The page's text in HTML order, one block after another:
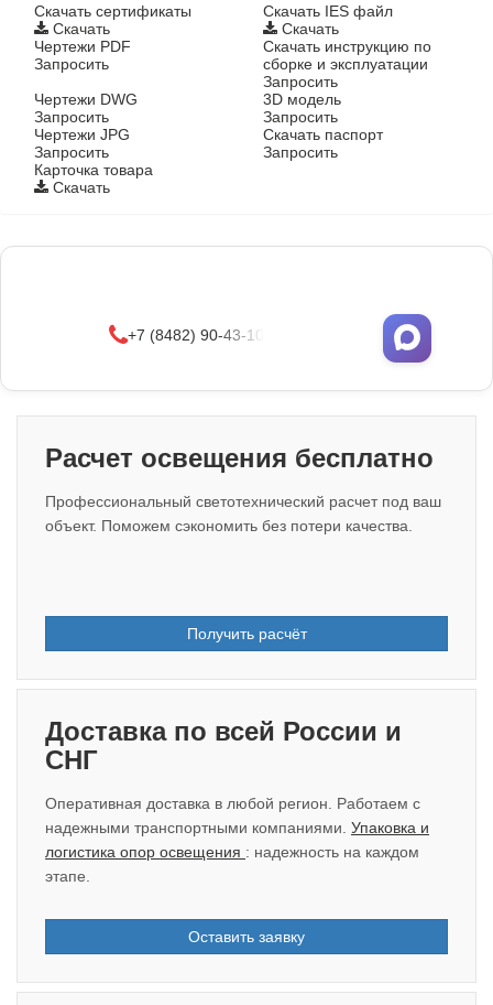
Cкачать сертификаты
Скачать
Скачать IES файл
Скачать
Чертежи PDF
Запросить
Скачать инструкцию по
сборке и эксплуатации
Запросить
Чертежи DWG
Запросить
3D модель
Запросить
Чертежи JPG
Запросить
Скачать паспорт
Запросить
Карточка товара
Скачать
+7 (8482) 90-43-10
Расчет освещения бесплатно
Профессиональный светотехнический расчет под ваш
объект. Поможем сэкономить без потери качества.
Получить расчёт
Доставка по всей России и
СНГ
Оперативная доставка в любой регион. Работаем с
надежными транспортными компаниями. Упаковка и
логистика опор освещения : надежность на каждом
этапе.
Оставить заявку